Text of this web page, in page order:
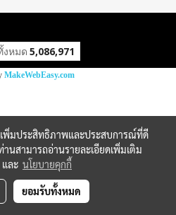
งหมด 5,086,971
MakeWebEasy.com
เพิ่มประสิทธิภาพและประสบการณ์ที่ดี
านสามารถอ่านรายละเอียดเพิ่มเติม
และ นโยบายคุกกี้
ยอมรับทั้งหมด